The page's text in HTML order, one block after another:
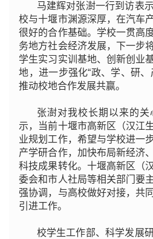
马建辉对张澍一行到访表
校与十堰市渊源深厚，在汽车
很好的合作基础。学校一贯高
务地方社会经济发展，下一步
学生实习实训基地、创新创业
地，进一步强化“政、学、研
推动校地合作发展共赢。
张澍对我校长期以来的
示，当前十堰市高新区（汉江
业规划工作，希望与学校进一
产学研合作，加快布局新经济
科技成果转化。十堰高新区（
委会和市人社局等相关部门要
强协调，与高校做好对接，共
引进工作。
校学生工作部、科学发展